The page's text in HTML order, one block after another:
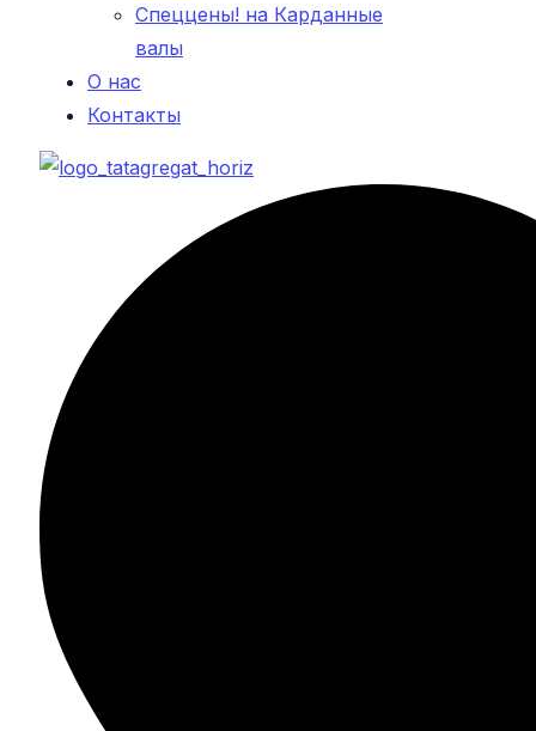
Спеццены! на Карданные
валы
О нас
Контакты